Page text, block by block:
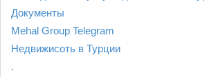
Документы
Mehal Group Telegram
Недвижисоть в Турции
.